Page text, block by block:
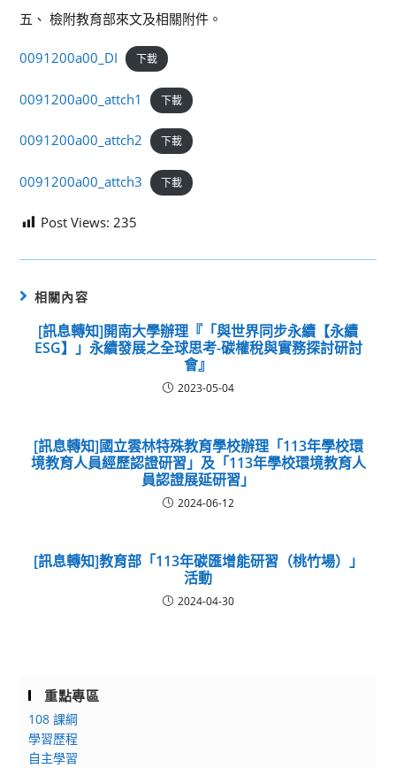
五、 檢附教育部來文及相關附件。
0091200a00_DI 下載
0091200a00_attch1 下載
0091200a00_attch2 下載
0091200a00_attch3 下載
Post Views: 235
相關內容
[訊息轉知]開南大學辦理『「與世界同步永續【永續
ESG】」永續發展之全球思考-碳權稅與實務探討研討
會』
2023-05-04
[訊息轉知]國立雲林特殊教育學校辦理「113年學校環
境教育人員經歷認證研習」及「113年學校環境教育人
員認證展延研習」
2024-06-12
[訊息轉知]教育部「113年碳匯增能研習（桃竹場）」
活動
2024-04-30
重點專區
108 課綱
學習歷程
自主學習